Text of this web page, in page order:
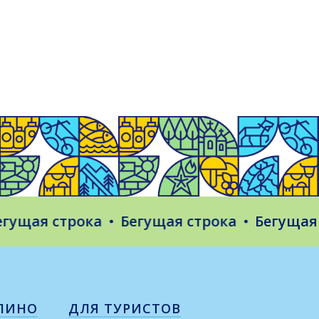
строка Бегущая строка Бегущая
ДЛЯ ТУРИСТОВ